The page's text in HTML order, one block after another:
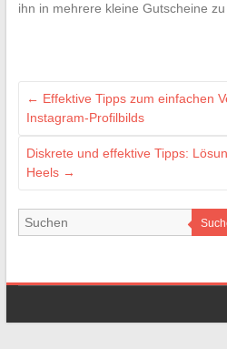
ihn in mehrere kleine Gutscheine
← Effektive Tipps zum einfachen
Instagram-Profilbilds
Diskrete und effektive Tipps:
Heels →